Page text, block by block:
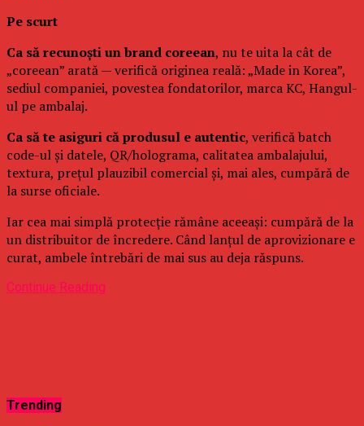
Pe scurt
Ca să recunoști un brand coreean, nu te uita la cât de
„coreean” arată — verifică originea reală: „Made in Korea”,
sediul companiei, povestea fondatorilor, marca KC, Hangul-
ul pe ambalaj.
Ca să te asiguri că produsul e autentic, verifică batch
code-ul și datele, QR/holograma, calitatea ambalajului,
textura, prețul plauzibil comercial și, mai ales, cumpără de
la surse oficiale.
Iar cea mai simplă protecție rămâne aceeași: cumpără de la
un distribuitor de încredere. Când lanțul de aprovizionare e
curat, ambele întrebări de mai sus au deja răspuns.
Continue Reading
Trending